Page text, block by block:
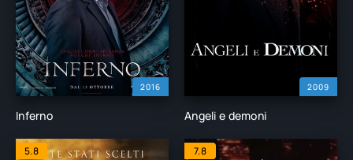
2016
Inferno
2009
Angeli e demoni
5.8 7.8